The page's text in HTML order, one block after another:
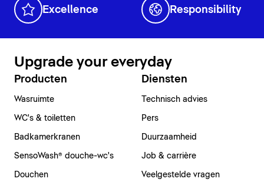
Excellence Responsibility
Upgrade your everyday
Producten
Wasruimte
WC's & toiletten
Badkamerkranen
SensoWash® douche-wc's
Douchen
Diensten
Technisch advies
Pers
Duurzaamheid
Job & carrière
Veelgestelde vragen